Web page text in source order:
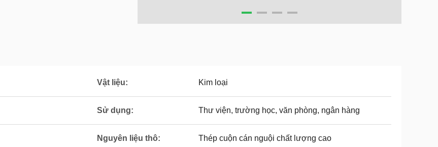
Vật liệu: Kim loại
Sử dụng: Thư viện, trường học, văn phòng, ngân hàng
Nguyên liệu thô: Thép cuộn cán nguội chất lượng cao